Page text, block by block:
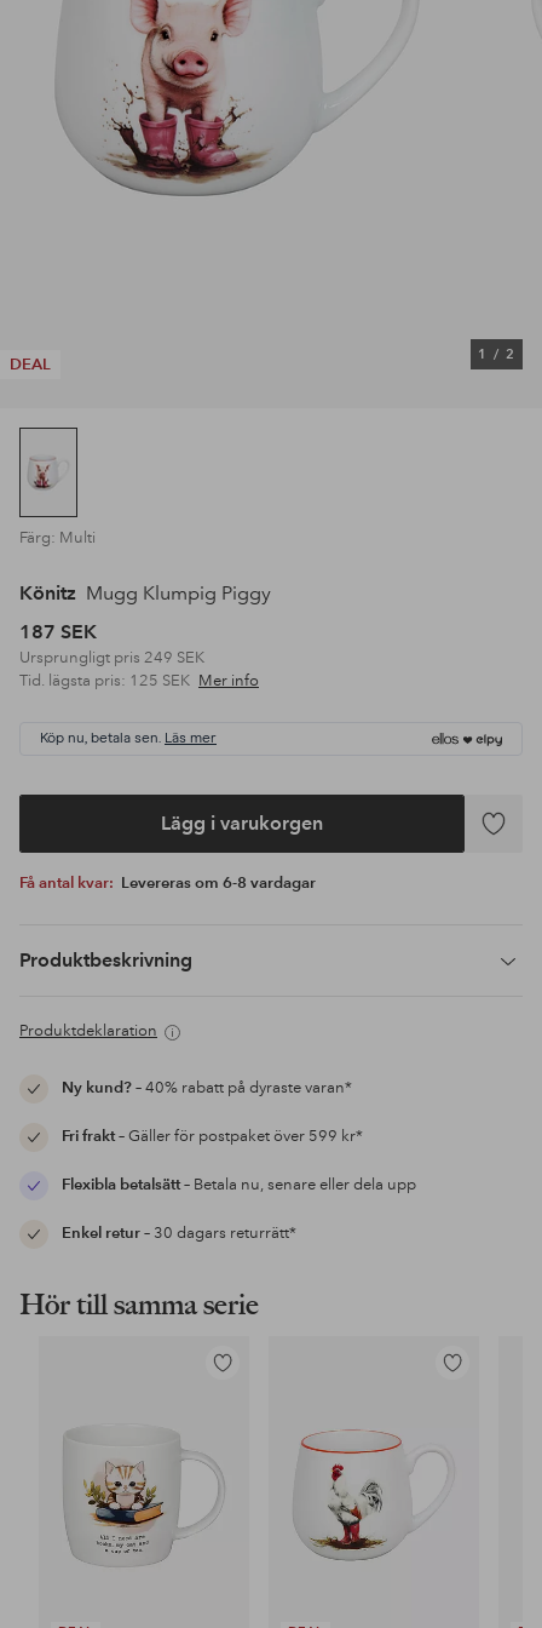
DEAL
1 / 2
Färg: Multi
Könitz Mugg Klumpig Piggy
187 SEK
Ursprungligt pris 249 SEK
Tid. lägsta pris: 125 SEK Mer info
Köp nu, betala sen. Läs mer
Lägg i varukorgen
Lägg
Få antal kvar: Levereras om 6-8 vardagar
Produktbeskrivning
Produktdeklaration
Ny kund?– 40% rabatt på dyraste varan*
Fri frakt– Gäller för postpaket över 599 kr*
Flexibla betalsätt– Betala nu, senare eller dela upp
Enkel retur– 30 dagars returrätt*
Hör till samma serie
Lägg
Lägg